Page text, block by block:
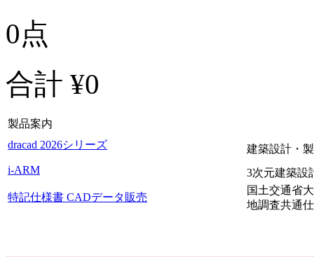
0点
合計 ¥0
製品案内
dracad 2026シリーズ
建築設計・
i-ARM
3次元建築設
特記仕様書 CADデータ販売
国土交通省
地調査共通